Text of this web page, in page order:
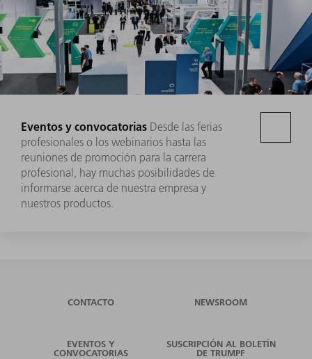
Eventos y convocatorias Desde las ferias
profesionales o los webinarios hasta las
reuniones de promoción para la carrera
profesional, hay muchas posibilidades de
informarse acerca de nuestra empresa y
nuestros productos.
CONTACTO NEWSROOM
EVENTOS Y
CONVOCATORIAS
SUSCRIPCIÓN AL BOLETÍN
DE TRUMPF